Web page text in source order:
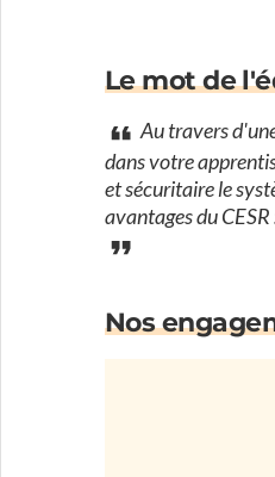
Le mot de
Au travers
dans votre
et sécuritaire le
avantages du
Nos